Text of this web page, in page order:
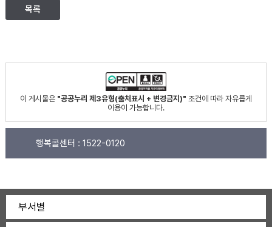
목록
이 게시물은 "공공누리 제3유형(출처표시 + 변경금지)" 조건에 따라 자유롭게
이용이 가능합니다.
행복콜센터 : 1522-0120
부서별